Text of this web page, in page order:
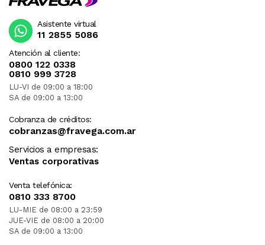
Atención al cliente:
0800 122 0338
0810 999 3728
LU-VI de 09:00 a 18:00
SA de 09:00 a 13:00
Cobranza de créditos:
cobranzas@fravega.com.ar
Servicios a empresas:
Ventas corporativas
Venta telefónica:
0810 333 8700
LU-MIE de 08:00 a 23:59
JUE-VIE de 08:00 a 20:00
SA de 09:00 a 13:00
Asistente virtual
11 2855 5086